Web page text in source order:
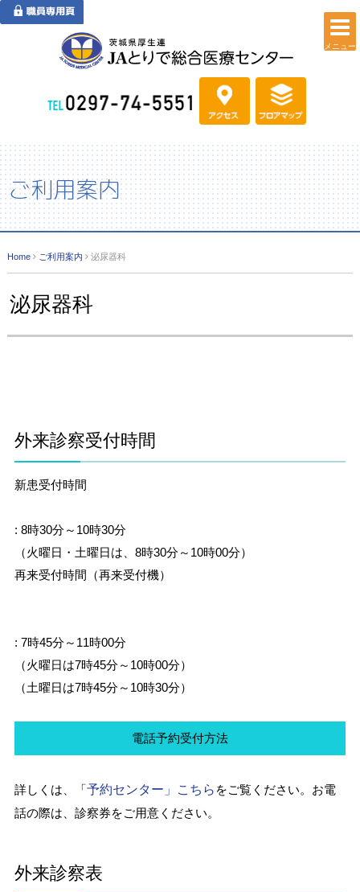
メニュー
ご利用案内
Home ご利用案内 泌尿器科
泌尿器科
外来診察受付時間
新患受付時間
: 8時30分～10時30分
（火曜日・土曜日は、8時30分～10時00分）
再来受付時間（再来受付機）
: 7時45分～11時00分
（火曜日は7時45分～10時00分）
（土曜日は7時45分～10時30分）
電話予約受付方法
詳しくは、「予約センター」こちら をご覧ください。お電
話の際は、診察券をご用意ください。
外来診察表